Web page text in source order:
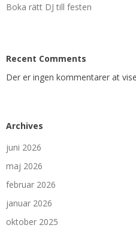
Boka rätt DJ till festen
Recent Comments
Der er ingen kommentarer at
Archives
juni 2026
maj 2026
februar 2026
januar 2026
oktober 2025